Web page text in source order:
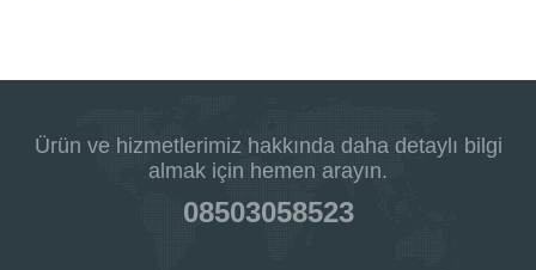
Ürün ve hizmetlerimiz hakkında daha detaylı bilgi
almak için hemen arayın.
08503058523